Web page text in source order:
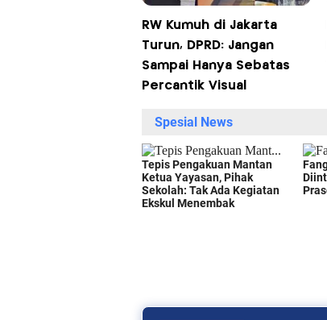
RW Kumuh di Jakarta
Turun, DPRD: Jangan
Sampai Hanya Sebatas
Percantik Visual